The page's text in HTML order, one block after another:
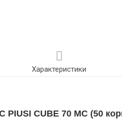
Характеристики
PIUSI CUBE 70 MC (50